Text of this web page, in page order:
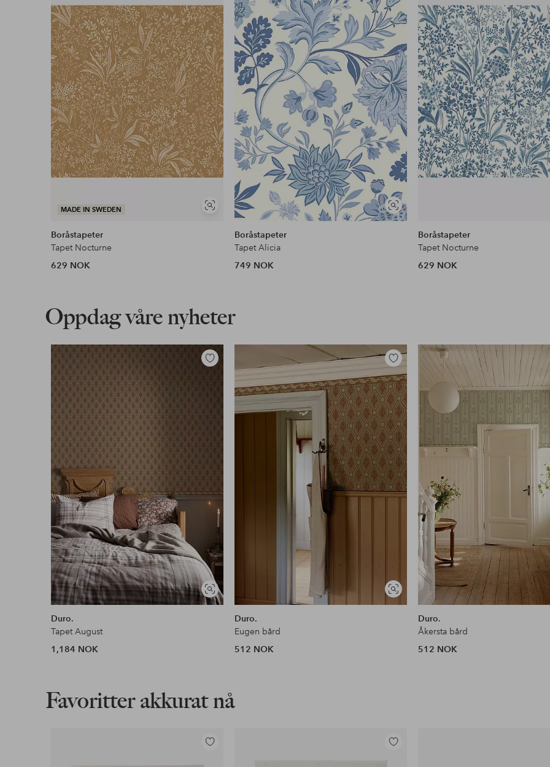
MADE IN SWEDEN
Vis
lignende
favoritter
Boråstapeter
Tapet Nocturne
629 NOK
Vis
lignende
favoritter
Boråstapeter
Tapet Alicia
749 NOK
Boråstapeter
Tapet Nocturne
629 NOK
Oppdag våre nyheter
Vis
lignende
Legg
til
favoritter
Duro.
Tapet August
1,184 NOK
Vis
lignende
Legg
til
favoritter
Duro.
Eugen bård
512 NOK
Duro.
Åkersta bård
512 NOK
Favoritter akkurat nå
Legg
Legg
til